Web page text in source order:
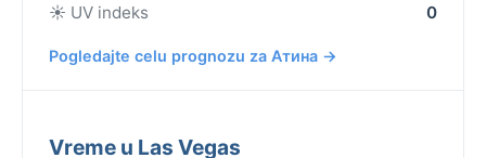
☀️ UV indeks 0
Pogledajte celu prognozu za Атина →
Vreme u Las Vegas